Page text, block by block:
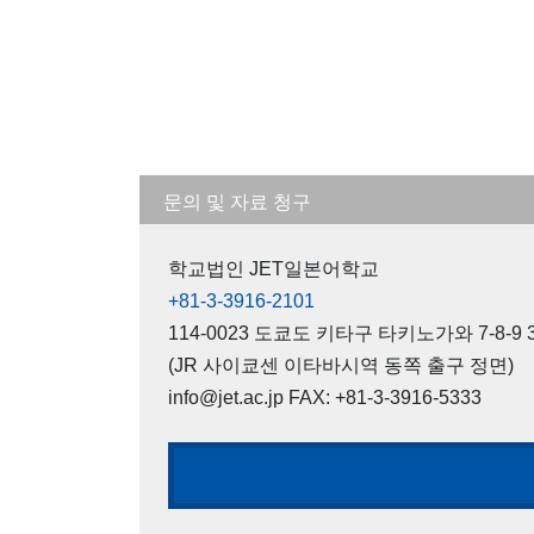
문의 및 자료 청구
학교법인 JET일본어학교
+81-3-3916-2101
114-0023 도쿄도 키타구 타키노가와 7-8-9
(JR 사이쿄센 이타바시역 동쪽 출구 정면)
info@jet.ac.jp FAX: +81-3-3916-5333